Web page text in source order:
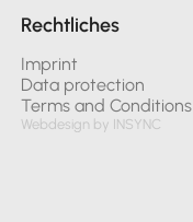
Rechtliches
Imprint
Data protection
Terms and Conditions
Webdesign by INSYNC